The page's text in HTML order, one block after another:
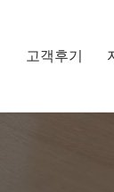
고객후기